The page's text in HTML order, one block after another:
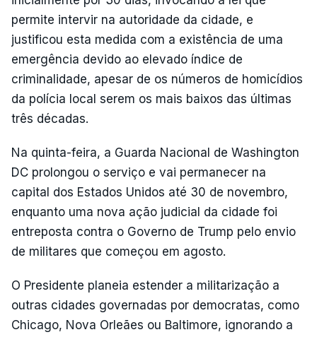
permite intervir na autoridade da cidade, e
justificou esta medida com a existência de uma
emergência devido ao elevado índice de
criminalidade, apesar de os números de homicídios
da polícia local serem os mais baixos das últimas
três décadas.
Na quinta-feira, a Guarda Nacional de Washington
DC prolongou o serviço e vai permanecer na
capital dos Estados Unidos até 30 de novembro,
enquanto uma nova ação judicial da cidade foi
entreposta contra o Governo de Trump pelo envio
de militares que começou em agosto.
O Presidente planeia estender a militarização a
outras cidades governadas por democratas, como
Chicago, Nova Orleães ou Baltimore, ignorando a